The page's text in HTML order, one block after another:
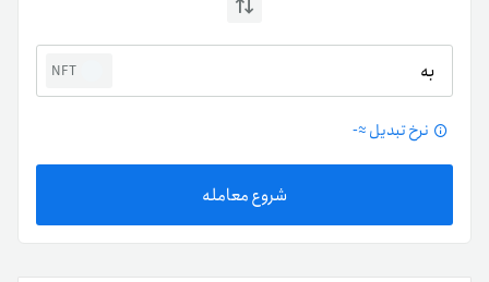
به NFT
نرخ تبدیل ≈-
شروع معامله